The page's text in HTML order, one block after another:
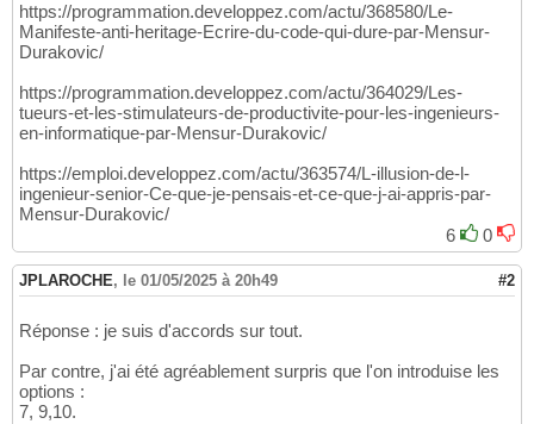
https://programmation.developpez.com/actu/368580/Le-
Manifeste-anti-heritage-Ecrire-du-code-qui-dure-par-Mensur-
Durakovic/
https://programmation.developpez.com/actu/364029/Les-
tueurs-et-les-stimulateurs-de-productivite-pour-les-ingenieurs-
en-informatique-par-Mensur-Durakovic/
https://emploi.developpez.com/actu/363574/L-illusion-de-l-
ingenieur-senior-Ce-que-je-pensais-et-ce-que-j-ai-appris-par-
Mensur-Durakovic/
6
0
JPLAROCHE, le 01/05/2025 à 20h49 #2
Réponse : je suis d'accords sur tout.
Par contre, j'ai été agréablement surpris que l'on introduise les
options :
7, 9,10.